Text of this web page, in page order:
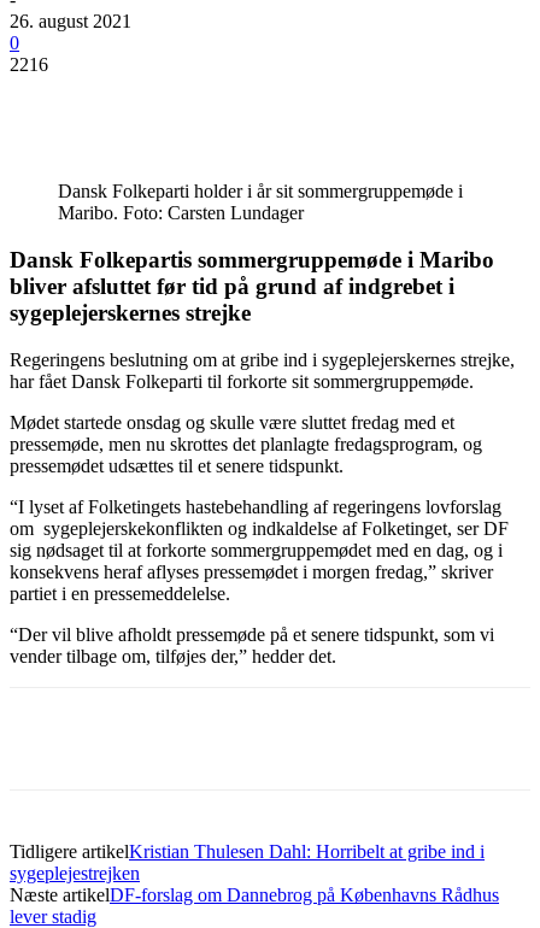
26. august 2021
0
2216
Dansk Folkeparti holder i år sit sommergruppemøde i
Maribo. Foto: Carsten Lundager
Dansk Folkepartis sommergruppemøde i Maribo
bliver afsluttet før tid på grund af indgrebet i
sygeplejerskernes strejke
Regeringens beslutning om at gribe ind i sygeplejerskernes strejke,
har fået Dansk Folkeparti til forkorte sit sommergruppemøde.
Mødet startede onsdag og skulle være sluttet fredag med et
pressemøde, men nu skrottes det planlagte fredagsprogram, og
pressemødet udsættes til et senere tidspunkt.
“I lyset af Folketingets hastebehandling af regeringens lovforslag
om sygeplejerskekonflikten og indkaldelse af Folketinget, ser DF
sig nødsaget til at forkorte sommergruppemødet med en dag, og i
konsekvens heraf aflyses pressemødet i morgen fredag,” skriver
partiet i en pressemeddelelse.
“Der vil blive afholdt pressemøde på et senere tidspunkt, som vi
vender tilbage om, tilføjes der,” hedder det.
Tidligere artikelKristian Thulesen Dahl: Horribelt at gribe ind i
sygeplejestrejken
Næste artikelDF-forslag om Dannebrog på Københavns Rådhus
lever stadig